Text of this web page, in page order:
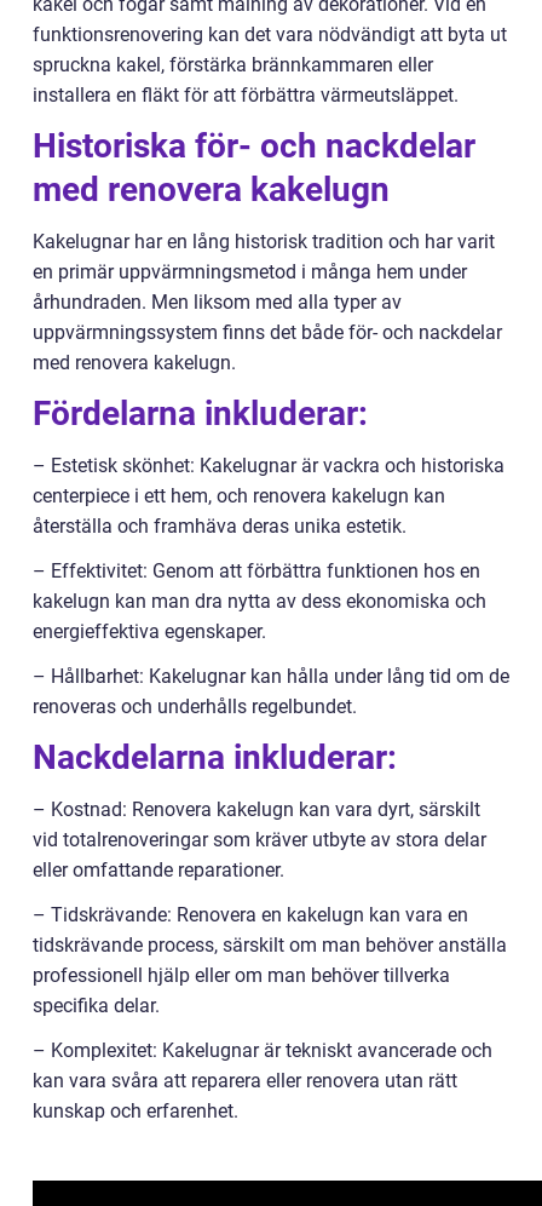
funktionsrenovering kan det vara nödvändigt att byta ut
spruckna kakel, förstärka brännkammaren eller
installera en fläkt för att förbättra värmeutsläppet.
Historiska för- och nackdelar
med renovera kakelugn
Kakelugnar har en lång historisk tradition och har varit
en primär uppvärmningsmetod i många hem under
århundraden. Men liksom med alla typer av
uppvärmningssystem finns det både för- och nackdelar
med renovera kakelugn.
Fördelarna inkluderar:
– Estetisk skönhet: Kakelugnar är vackra och historiska
centerpiece i ett hem, och renovera kakelugn kan
återställa och framhäva deras unika estetik.
– Effektivitet: Genom att förbättra funktionen hos en
kakelugn kan man dra nytta av dess ekonomiska och
energieffektiva egenskaper.
– Hållbarhet: Kakelugnar kan hålla under lång tid om de
renoveras och underhålls regelbundet.
Nackdelarna inkluderar:
– Kostnad: Renovera kakelugn kan vara dyrt, särskilt
vid totalrenoveringar som kräver utbyte av stora delar
eller omfattande reparationer.
– Tidskrävande: Renovera en kakelugn kan vara en
tidskrävande process, särskilt om man behöver anställa
professionell hjälp eller om man behöver tillverka
specifika delar.
– Komplexitet: Kakelugnar är tekniskt avancerade och
kan vara svåra att reparera eller renovera utan rätt
kunskap och erfarenhet.